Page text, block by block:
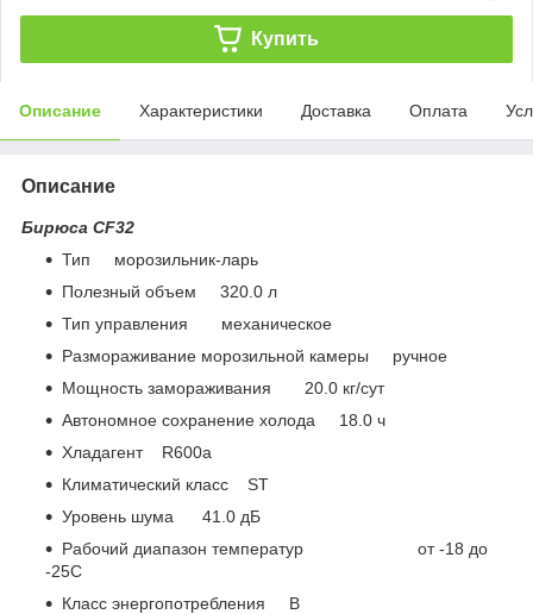
Купить
Описание Характеристики Доставка Оплата
Описание
Бирюса CF32
Тип морозильник-ларь
Полезный объем 320.0 л
Тип управления механическое
Размораживание морозильной камеры ручное
Мощность замораживания 20.0 кг/сут
Автономное сохранение холода 18.0 ч
Хладагент R600a
Климатический класс ST
Уровень шума 41.0 дБ
Рабочий диапазон температур от -18 до
-25С
Класс энергопотребления B